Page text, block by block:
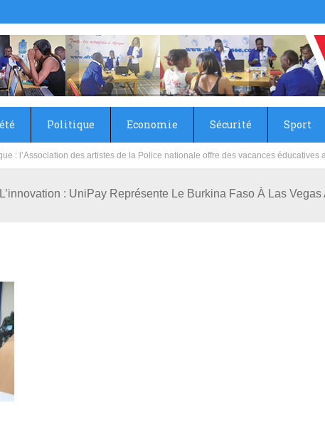
Politique Economie Sécurité Sport
rénove les écoles primaire et collège du Camp Général Aboubacar Sangoulé
: UniPay Représente Le Burkina Faso À Las